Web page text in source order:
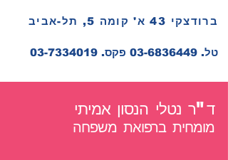
ד"ר נטלי הנסון אמיתי
מומחית ברפואת משפחה
ברודצקי 43 א' קומה 5, תל-אביב
טל. 03-6836449 פקס. 03-7334019